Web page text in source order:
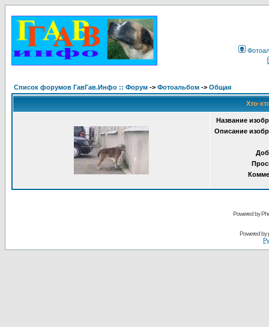
Список форумов ГавГав.Инфо :: Форум -> Фотоальбом -> Общая
Хто-
Название
Описание
Powered by
Powered by